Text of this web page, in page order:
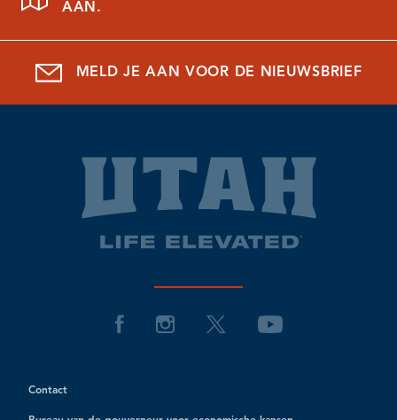
AAN.
MELD JE AAN VOOR DE NIEUWSBRIEF
Contact